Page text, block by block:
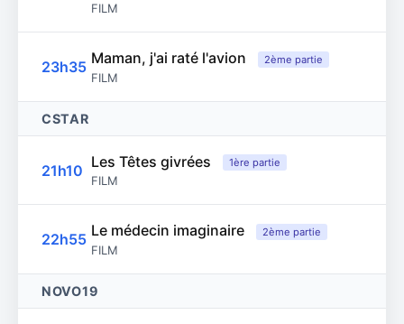
FILM
23h35 Maman, j'ai raté l'avion 2ème partie
FILM
CSTAR
21h10 Les Têtes givrées 1ère partie
FILM
22h55 Le médecin imaginaire 2ème partie
FILM
NOVO19